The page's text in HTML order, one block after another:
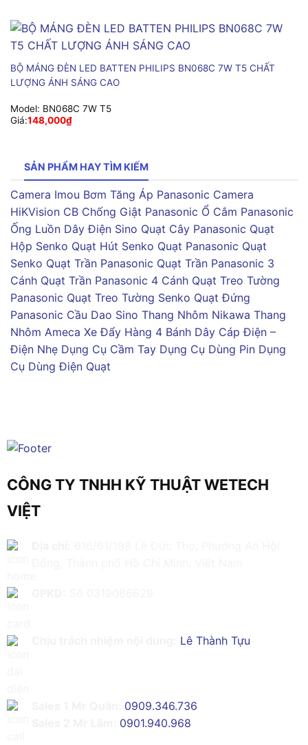
BỘ MÁNG ĐÈN LED BATTEN PHILIPS BN068C 7W T5 CHẤT
LƯỢNG ÁNH SÁNG CAO
Model: BN068C 7W T5
Giá:148,000₫
SẢN PHẨM HAY TÌM KIẾM
Camera Imou Bơm Tăng Áp Panasonic Camera
HiKVision CB Chống Giật Panasonic Ổ Cắm Panasonic
Ống Luồn Dây Điện Sino Quạt Cây Panasonic Quạt
Hộp Senko Quạt Hút Senko Quạt Panasonic Quạt
Senko Quạt Trần Panasonic Quạt Trần Panasonic 3
Cánh Quạt Trần Panasonic 4 Cánh Quạt Treo Tường
Panasonic Quạt Treo Tường Senko Quạt Đứng
Panasonic Cầu Dao Sino Thang Nhôm Nikawa Thang
Nhôm Ameca Xe Đẩy Hàng 4 Bánh Dây Cáp Điện –
Điện Nhẹ Dụng Cụ Cầm Tay Dụng Cụ Dùng Pin Dụng
Cụ Dùng Điện Quạt
CÔNG TY TNHH KỸ THUẬT WETECH
VIỆT
Lê Thành Tựu
0909.346.736
0901.940.968